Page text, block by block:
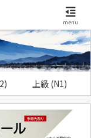
上級 (N1)
menu